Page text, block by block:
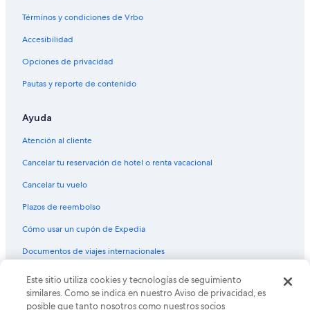
Hoteles con aguas termales en Centro de Orlando
Hoteles con aire acondicionado en Centro de Orlando
Hoteles con bar en Centro de Orlando
Hoteles con estacionamiento en Centro de Orlando
Hoteles con gimnasio en Centro de Orlando
Hoteles con parque acuático en Centro de Orlando
Hoteles con alberca en Centro de Orlando
Hoteles con restaurante en Centro de Orlando
Hoteles con vista en Centro de Orlando
Hoteles en la naturaleza en Centro de Orlando
Términos y condiciones de Vrbo
Accesibilidad
Opciones de privacidad
Pautas y reporte de contenido
Ayuda
Atención al cliente
Cancelar tu reservación de hotel o renta vacacional
Cancelar tu vuelo
Plazos de reembolso
Cómo usar un cupón de Expedia
Documentos de viajes internacionales
© 2026 Expedia, Inc., una empresa de Expedia Group. Todos los
derechos reservados. Expedia y el logo de Expedia son marcas
registradas o marcas comerciales de Expedia, Inc. CST# 2029030-50.
Este sitio utiliza cookies y tecnologías de seguimiento
similares. Como se indica en nuestro Aviso de privacidad, es
posible que tanto nosotros como nuestros socios